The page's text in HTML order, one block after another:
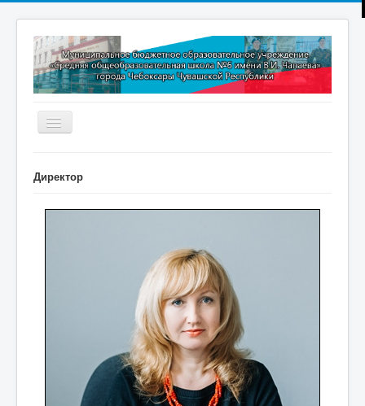
Включить/
выключить
Прокуратура разъясняет
ПРИЕМ В 1 КЛАСС
специалист по охране труда, учитель
Директор